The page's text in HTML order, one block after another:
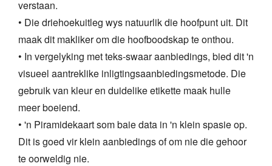
verstaan.
• Die driehoekuitleg wys natuurlik die hoofpunt uit. Dit
maak dit makliker om die hoofboodskap te onthou.
• In vergelyking met teks-swaar aanbiedings, bied dit 'n
visueel aantreklike inligtingsaanbiedingsmetode. Die
gebruik van kleur en duidelike etikette maak hulle
meer boeiend.
• 'n Piramidekaart som baie data in 'n klein spasie op.
Dit is goed vir klein aanbiedings of om nie die gehoor
te oorweldig nie.